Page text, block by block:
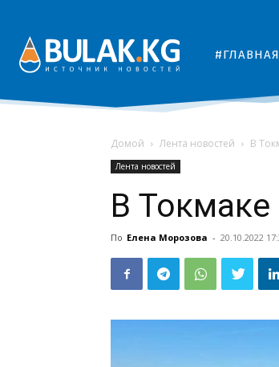
#ГЛАВНАЯ
Домой Лента новостей В
Лента новостей
В Токмаке
По Елена Морозова - 20.10.2022